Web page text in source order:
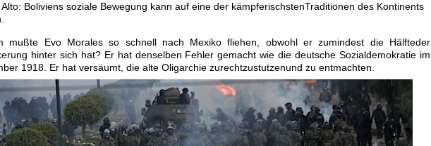
Alto: Boliviens soziale Bewegung kann auf eine der kämpferischstenTraditionen des Kontinents
mußte Evo Morales so schnell nach Mexiko fliehen, obwohl er zumindest die Hälfteder
hinter sich hat? Er hat denselben Fehler gemacht wie die deutsche Sozialdemokratie im
1918. Er hat versäumt, die alte Oligarchie zurechtzustutzenund zu entmachten.